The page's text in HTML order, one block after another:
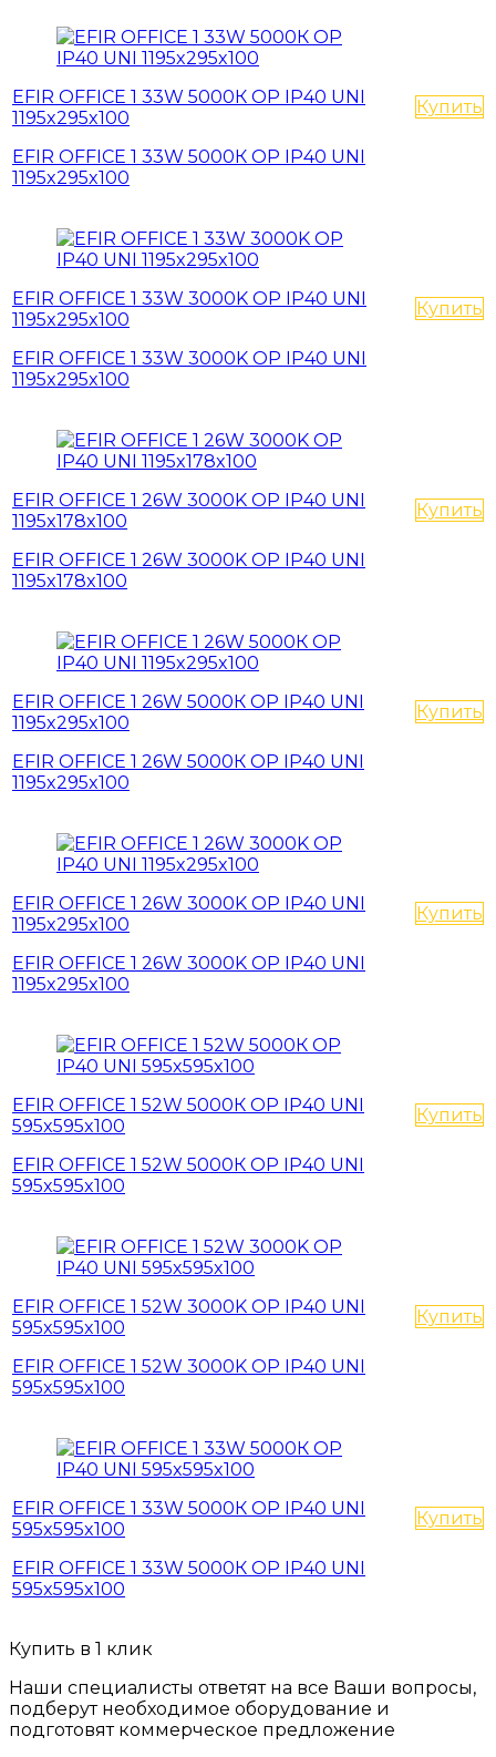
EFIR OFFICE 1 33W 5000К OP IP40 UNI
1195x295x100
EFIR OFFICE 1 33W 5000К OP IP40 UNI
1195x295x100
Купить
EFIR OFFICE 1 33W 3000K OP IP40 UNI
1195x295x100
EFIR OFFICE 1 33W 3000K OP IP40 UNI
1195x295x100
Купить
EFIR OFFICE 1 26W 3000K OP IP40 UNI
1195x178x100
EFIR OFFICE 1 26W 3000K OP IP40 UNI
1195x178x100
Купить
EFIR OFFICE 1 26W 5000К OP IP40 UNI
1195x295x100
EFIR OFFICE 1 26W 5000К OP IP40 UNI
1195x295x100
Купить
EFIR OFFICE 1 26W 3000K OP IP40 UNI
1195x295x100
EFIR OFFICE 1 26W 3000K OP IP40 UNI
1195x295x100
Купить
EFIR OFFICE 1 52W 5000К OP IP40 UNI
595x595x100
EFIR OFFICE 1 52W 5000К OP IP40 UNI
595x595x100
Купить
EFIR OFFICE 1 52W 3000K OP IP40 UNI
595x595x100
EFIR OFFICE 1 52W 3000K OP IP40 UNI
595x595x100
Купить
EFIR OFFICE 1 33W 5000К OP IP40 UNI
595x595x100
EFIR OFFICE 1 33W 5000К OP IP40 UNI
595x595x100
Купить
Купить в 1 клик
Наши специалисты ответят на все Ваши вопросы,
подберут необходимое оборудование и
подготовят коммерческое предложение